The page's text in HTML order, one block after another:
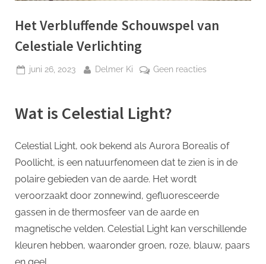
Het Verbluffende Schouwspel van
Celestiale Verlichting
Geplaatst
juni 26, 2023 Door
Delmer Ki Geen reactiesop
Verlichting
Wat is Celestial Light?
Celestial Light, ook bekend als Aurora Borealis of
Poollicht, is een natuurfenomeen dat te zien is in de
polaire gebieden van de aarde. Het wordt
veroorzaakt door zonnewind, gefluoresceerde
gassen in de thermosfeer van de aarde en
magnetische velden. Celestial Light kan verschillende
kleuren hebben, waaronder groen, roze, blauw, paars